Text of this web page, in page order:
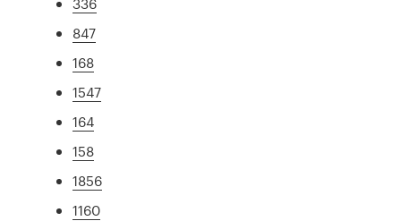
847
168
1547
164
158
1856
1160